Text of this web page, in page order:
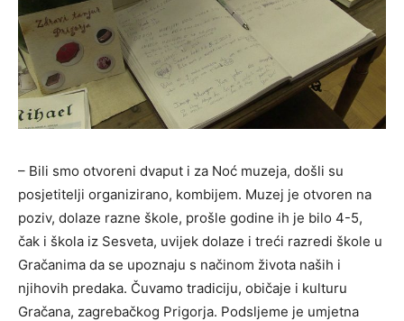
– Bili smo otvoreni dvaput i za Noć muzeja, došli su
posjetitelji organizirano, kombijem. Muzej je otvoren na
poziv, dolaze razne škole, prošle godine ih je bilo 4-5,
čak i škola iz Sesveta, uvijek dolaze i treći razredi škole u
Gračanima da se upoznaju s načinom života naših i
njihovih predaka. Čuvamo tradiciju, običaje i kulturu
Gračana, zagrebačkog Prigorja. Podsljeme je umjetna